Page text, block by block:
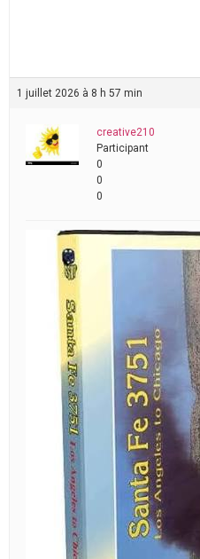
1 juillet 2026 à 8 h 57 min
creative210
Participant
0
0
0